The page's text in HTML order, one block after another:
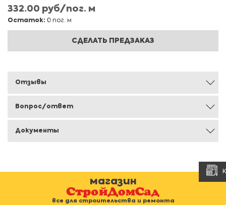
332.00 руб/пог. м
Остаток: 0 пог. м
СДЕЛАТЬ ПРЕДЗАКАЗ
Отзывы
Вопрос/ответ
Документы
магазин
все для строительства и ремонта